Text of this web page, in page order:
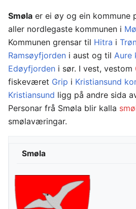
Smøla er ei øy og ein kommune
aller nordlegaste kommunen i
Kommunen grensar til Hitra i
Ramsøyfjorden i aust og til Aure
Edøyfjorden i sør. I vest, vestom
fiskeværet Grip i Kristiansund
Kristiansund ligg på andre sida
Personar frå Smøla blir kalla
smølaværingar.
Smøla